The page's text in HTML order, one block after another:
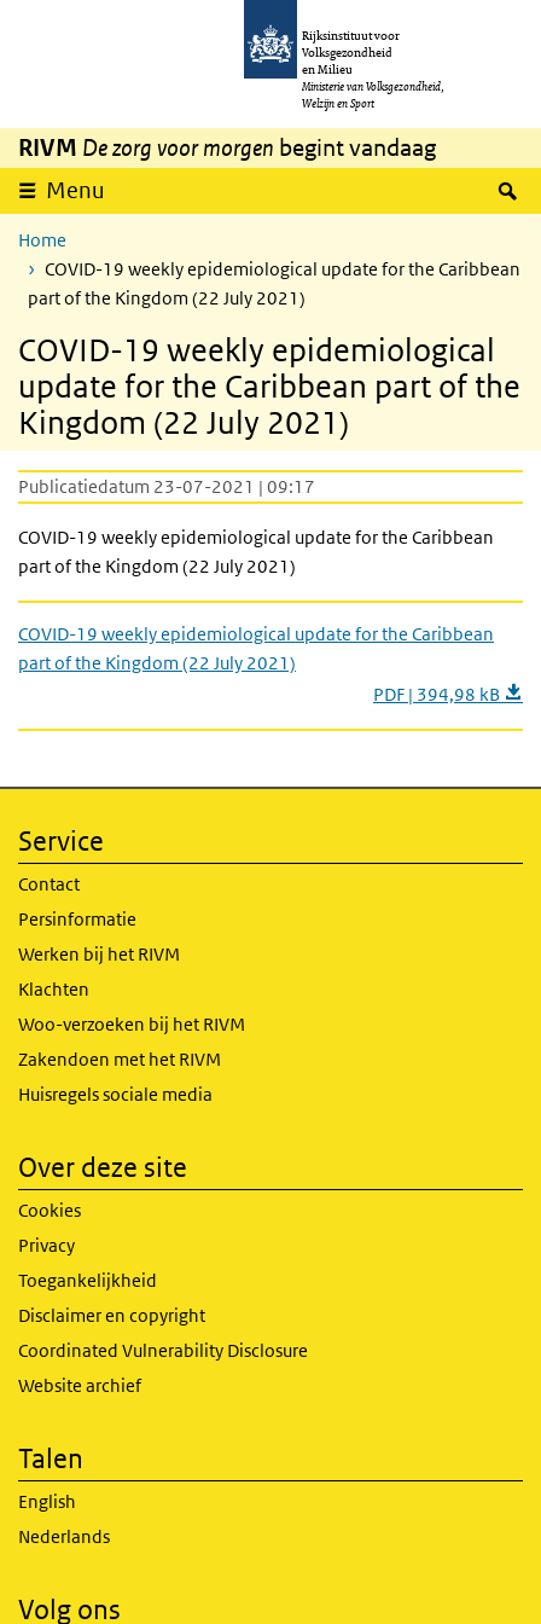
Overslaan en naar de inhoud gaan
Rijksinstituut voor
Volksgezondheid
en Milieu
Ministerie van Volksgezondheid,
Welzijn en Sport
RIVM De zorg voor morgen begint vandaag
Menu
Home
COVID-19 weekly epidemiological update for the Caribbean
part of the Kingdom (22 July 2021)
COVID-19 weekly epidemiological
update for the Caribbean part of the
Kingdom (22 July 2021)
Publicatiedatum 23-07-2021 | 09:17
COVID-19 weekly epidemiological update for the Caribbean
part of the Kingdom (22 July 2021)
COVID-19 weekly epidemiological update for the Caribbean
part of the Kingdom (22 July 2021)
PDF | 394,98 kB
Service
Contact
Persinformatie
Werken bij het RIVM
Klachten
Woo-verzoeken bij het RIVM
Zakendoen met het RIVM
Huisregels sociale media
Over deze site
Cookies
Privacy
Toegankelijkheid
Disclaimer en copyright
Coordinated Vulnerability Disclosure
Website archief
Talen
English
Nederlands
Volg ons